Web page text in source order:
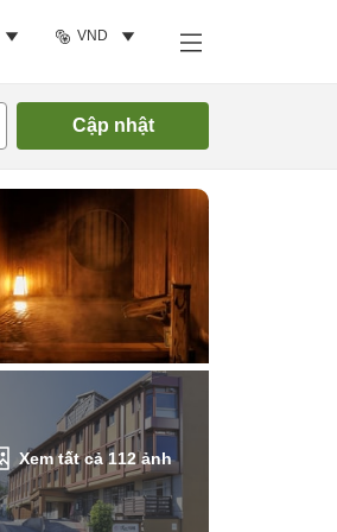
VND
Cập nhật
Xem tất cả112ảnh
Tìm phòng trống